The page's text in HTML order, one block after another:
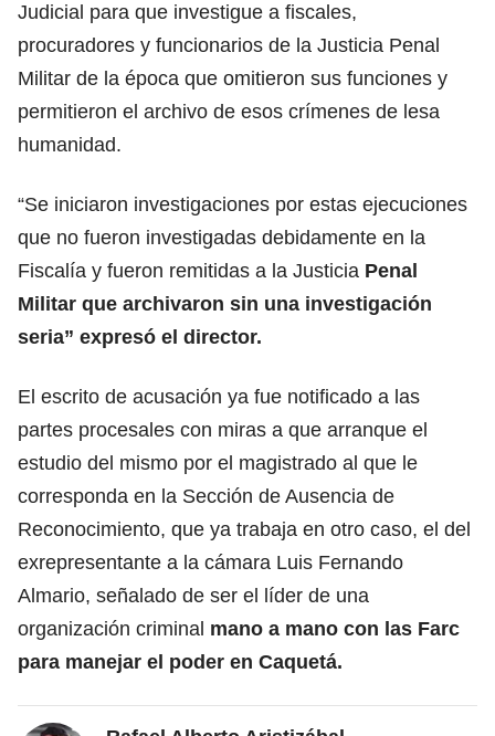
Judicial para que investigue a fiscales,
procuradores y funcionarios de la Justicia Penal
Militar de la época que omitieron sus funciones y
permitieron el archivo de esos crímenes de lesa
humanidad.
“Se iniciaron investigaciones por estas ejecuciones
que no fueron investigadas debidamente en la
Fiscalía y fueron remitidas a la Justicia Penal
Militar que archivaron sin una investigación
seria” expresó el director.
El escrito de acusación ya fue notificado a las
partes procesales con miras a que arranque el
estudio del mismo por el magistrado al que le
corresponda en la Sección de Ausencia de
Reconocimiento, que ya trabaja en otro caso, el del
exrepresentante a la cámara Luis Fernando
Almario, señalado de ser el líder de una
organización criminal mano a mano con las Farc
para manejar el poder en Caquetá.